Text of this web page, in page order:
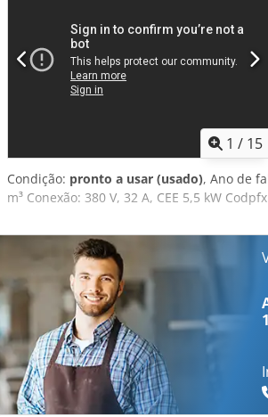
1 / 15
Condição: pronto a usar (usado), Ano de
m³ Conexão: 380 V, 32 A, CEE 5,5 kW